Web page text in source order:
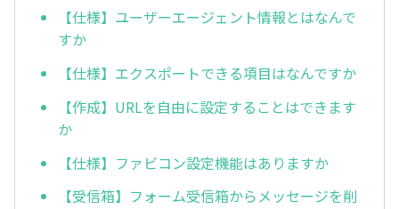
【仕様】ユーザーエージェント情報とはなんで
すか
【仕様】エクスポートできる項目はなんですか
【作成】URLを自由に設定することはできます
か
【仕様】ファビコン設定機能はありますか
【受信箱】フォーム受信箱からメッセージを削